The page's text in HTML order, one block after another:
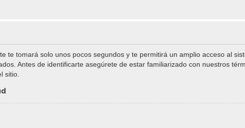
te tomará solo unos pocos segundos y te permitirá un amplio acceso al
Antes de identificarte asegúrete de estar familiarizado con nuestros
sitio.